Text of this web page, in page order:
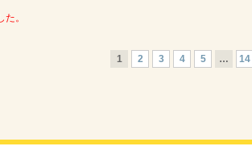
。
1 2 3 4 5 … 14